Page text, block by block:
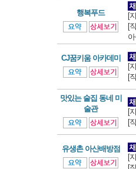
행복푸드
[
[
CJ꿈키움 아카데미
[
[
맛있는 술집 동네 미
술관
[
[
유생촌 아산배방점
[